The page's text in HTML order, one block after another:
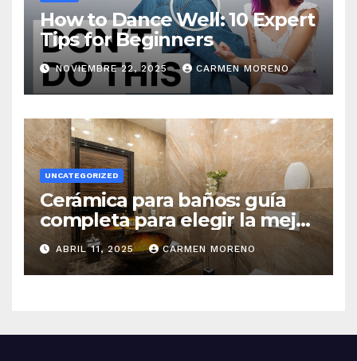
How to Dance Well: 10 Expert
Tips for Beginners
NOVIEMBRE 22, 2025 CARMEN MORENO
UNCATEGORIZED
Cerámica para baños: guía
completa para elegir la mejor
opción
ABRIL 11, 2025 CARMEN MORENO